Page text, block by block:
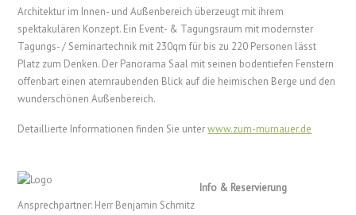
Architektur im Innen- und Außenbereich überzeugt mit ihrem
spektakulären Konzept. Ein Event- & Tagungsraum mit modernster
Tagungs- / Seminartechnik mit 230qm für bis zu 220 Personen lässt
Platz zum Denken. Der Panorama Saal mit seinen bodentiefen Fenstern
offenbart einen atemraubenden Blick auf die heimischen Berge und den
wunderschönen Außenbereich.
Detaillierte Informationen finden Sie unterwww.zum-murnauer.de
Info & Reservierung
Ansprechpartner: Herr Benjamin Schmitz